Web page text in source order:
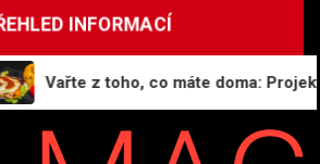
INFORMACÍ
toho, co máte doma: Projekt